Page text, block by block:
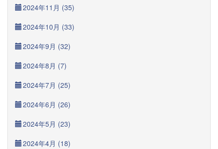
2024年11月 (35)
2024年10月 (33)
2024年9月 (32)
2024年8月 (7)
2024年7月 (25)
2024年6月 (26)
2024年5月 (23)
2024年4月 (18)